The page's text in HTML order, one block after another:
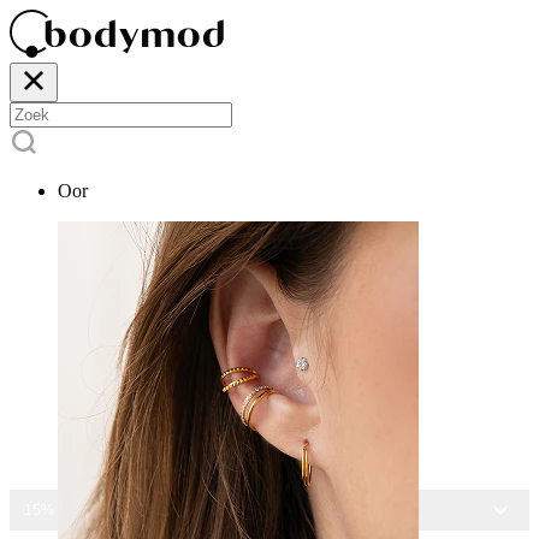
Oor
15% KORTING OP ALLE SIERADEN